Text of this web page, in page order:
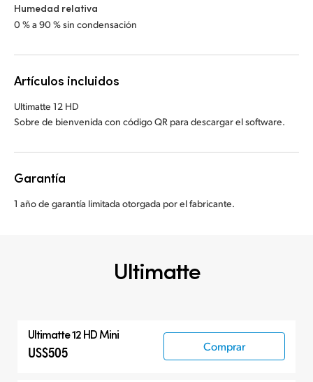
Humedad relativa
0 % a 90 % sin condensación
Artículos incluidos
Ultimatte 12 HD
Sobre de bienvenida con código QR para descargar el software.
Garantía
1 año de garantía limitada otorgada por el fabricante.
Ultimatte
Ultimatte 12 HD Mini
US$505 Comprar